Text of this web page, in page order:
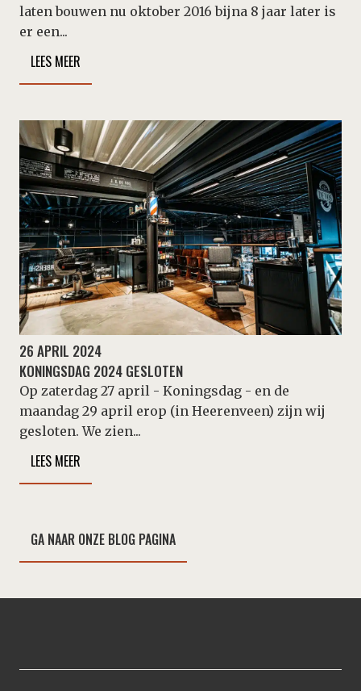
laten bouwen nu oktober 2016 bijna 8 jaar later is
er een...
LEES MEER
26 APRIL 2024
KONINGSDAG 2024 GESLOTEN
Op zaterdag 27 april - Koningsdag - en de
maandag 29 april erop (in Heerenveen) zijn wij
gesloten. We zien...
LEES MEER
GA NAAR ONZE BLOG PAGINA